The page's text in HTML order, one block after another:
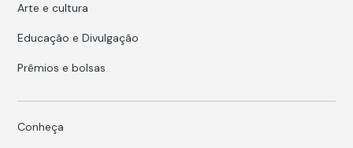
Arte e cultura
Educação e Divulgação
Prêmios e bolsas
Conheça